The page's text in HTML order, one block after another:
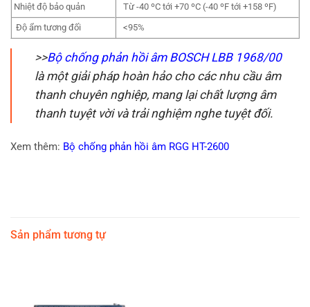
Nhiệt độ bảo quản
Từ -40 ºC tới +70 ºC (-40 ºF tới +158 ºF)
Độ ẩm tương đối
<95%
>>Bộ chống phản hồi âm BOSCH LBB 1968/00
là một giải pháp hoàn hảo cho các nhu cầu âm
thanh chuyên nghiệp, mang lại chất lượng âm
thanh tuyệt vời và trải nghiệm nghe tuyệt đối.
Xem thêm: Bộ chống phản hồi âm RGG HT-2600
Sản phẩm tương tự